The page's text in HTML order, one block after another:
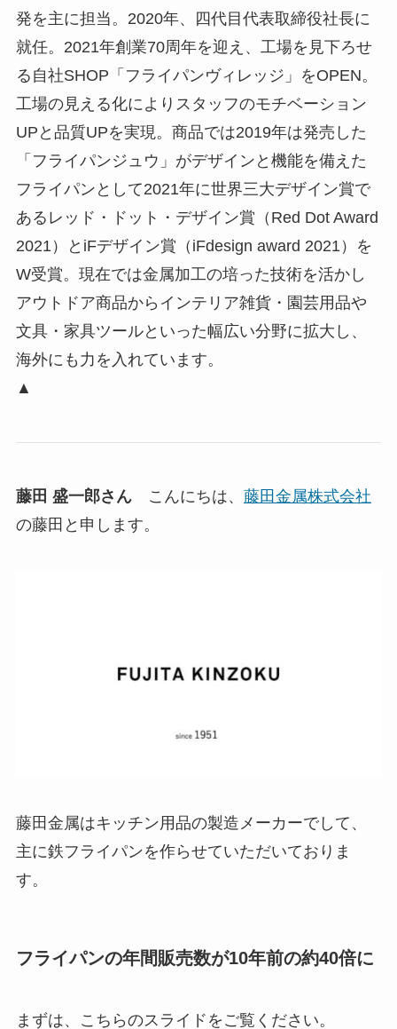
発を主に担当。2020年、四代目代表取締役社長に
就任。2021年創業70周年を迎え、工場を見下ろせ
る自社SHOP「フライパンヴィレッジ」をOPEN。
工場の見える化によりスタッフのモチベーション
UPと品質UPを実現。商品では2019年は発売した
「フライパンジュウ」がデザインと機能を備えた
フライパンとして2021年に世界三大デザイン賞で
あるレッド・ドット・デザイン賞（Red Dot Award
2021）とiFデザイン賞（iFdesign award 2021）を
W受賞。現在では金属加工の培った技術を活かし
アウトドア商品からインテリア雑貨・園芸用品や
文具・家具ツールといった幅広い分野に拡大し、
海外にも力を入れています。
▲
藤田 盛一郎さんこんにちは、 藤田金属株式会社
の藤田と申します。
藤田金属はキッチン用品の製造メーカーでして、
主に鉄フライパンを作らせていただいておりま
す。
フライパンの年間販売数が10年前の約40倍に
まずは、こちらのスライドをご覧ください。